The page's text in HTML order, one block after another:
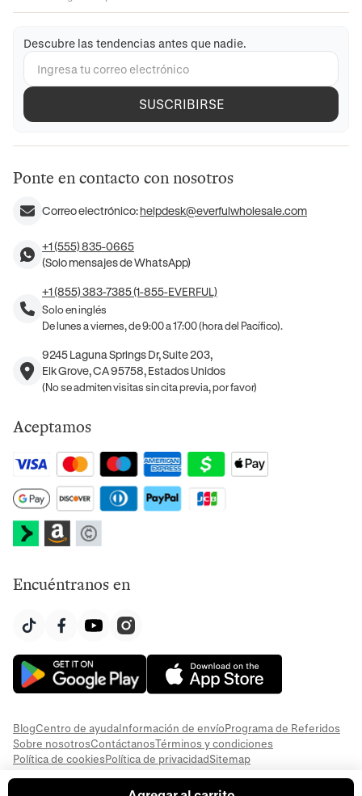
Descubre las tendencias antes que nadie.
SUSCRIBIRSE
Ponte en contacto con nosotros
Correo electrónico:helpdesk@everfulwholesale.com
+1 (555) 835-0665
(Solo mensajes de WhatsApp)
+1 (855) 383-7385 (1-855-EVERFUL)
Solo en inglés
De lunes a viernes, de 9:00 a 17:00 (hora del Pacífico).
9245 Laguna Springs Dr, Suite 203,
Elk Grove, CA 95758, Estados Unidos
(No se admiten visitas sin cita previa, por favor)
Aceptamos
Encuéntranos en
BlogCentro de ayudaInformación de envíoPrograma de Referidos
Sobre nosotrosContáctanosTérminos y condiciones
Política de cookiesPolítica de privacidadSitemap